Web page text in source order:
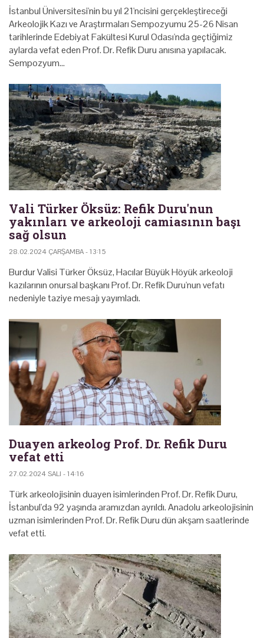
İstanbul Üniversitesi'nin bu yıl 21'ncisini gerçekleştireceği
Arkeolojik Kazı ve Araştırmaları Sempozyumu 25-26 Nisan
tarihlerinde Edebiyat Fakültesi Kurul Odası'nda geçtiğimiz
aylarda vefat eden Prof. Dr. Refik Duru anısına yapılacak.
Sempozyum…
Vali Türker Öksüz: Refik Duru'nun
yakınları ve arkeoloji camiasının başı
sağ olsun
28.02.2024 ÇARŞAMBA - 13:15
Burdur Valisi Türker Öksüz, Hacılar Büyük Höyük arkeoloji
kazılarının onursal başkanı Prof. Dr. Refik Duru'nun vefatı
nedeniyle taziye mesajı yayımladı.
Duayen arkeolog Prof. Dr. Refik Duru
vefat etti
27.02.2024 SALI - 14:16
Türk arkeolojisinin duayen isimlerinden Prof. Dr. Refik Duru,
İstanbul'da 92 yaşında aramızdan ayrıldı. Anadolu arkeolojisinin
uzman isimlerinden Prof. Dr. Refik Duru dün akşam saatlerinde
vefat etti.